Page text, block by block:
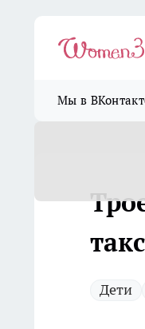
Мы в
Дети